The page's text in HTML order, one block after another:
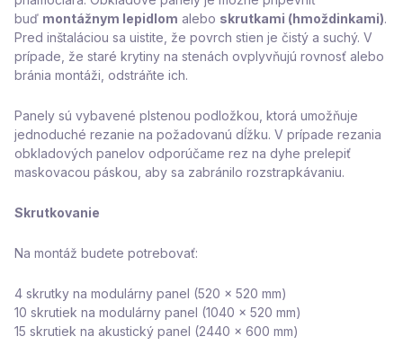
Vaše nastavenie cookies
buď montážnym lepidlom alebo skrutkami (hmoždinkami).
Pred inštaláciou sa uistite, že povrch stien je čistý a suchý. V
prípade, že staré krytiny na stenách ovplyvňujú rovnosť alebo
bránia montáži, odstráňte ich.
Panely sú vybavené plstenou podložkou, ktorá umožňuje
jednoduché rezanie na požadovanú dĺžku. V prípade rezania
obkladových panelov odporúčame rez na dyhe prelepiť
maskovacou páskou, aby sa zabránilo rozstrapkávaniu.
Skrutkovanie
Na montáž budete potrebovať:
4 skrutky na modulárny panel (520 x 520 mm)
10 skrutiek na modulárny panel (1040 x 520 mm)
15 skrutiek na akustický panel (2440 x 600 mm)